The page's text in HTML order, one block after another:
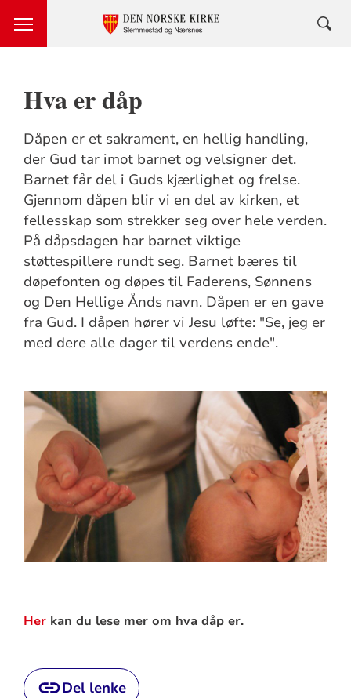
Hva er dåp
Dåpen er et sakrament, en hellig handling,
der Gud tar imot barnet og velsigner det.
Barnet får del i Guds kjærlighet og frelse.
Gjennom dåpen blir vi en del av kirken, et
fellesskap som strekker seg over hele verden.
På dåpsdagen har barnet viktige
støttespillere rundt seg. Barnet bæres til
døpefonten og døpes til Faderens, Sønnens
og Den Hellige Ånds navn. Dåpen er en gave
fra Gud. I dåpen hører vi Jesu løfte: "Se, jeg er
med dere alle dager til verdens ende".
Herkan du lese mer om hva dåp er.
Del lenke